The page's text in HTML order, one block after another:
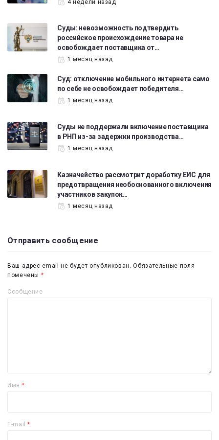
4 недели назад
Суды: невозможность подтвердить
российское происхождение товара не
освобождает поставщика от…
1 месяц назад
Суд: отключение мобильного интернета само
по себе не освобождает победителя…
1 месяц назад
Суды не поддержали включение поставщика
в РНП из-за задержки производства…
1 месяц назад
Казначейство рассмотрит доработку ЕИС для
предотвращения необоснованного включения
участников закупок…
1 месяц назад
Отправить сообщение
Ваш адрес email не будет опубликован.
Обязательные поля
помечены *
Сообщение
Имя *
E-mail*